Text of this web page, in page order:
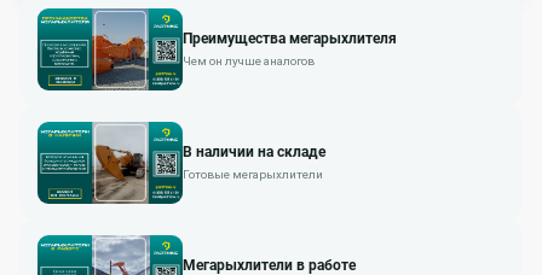
Преимущества мегарыхлителя
Чем он лучше аналогов
В наличии на складе
Готовые мегарыхлители
Мегарыхлители в работе